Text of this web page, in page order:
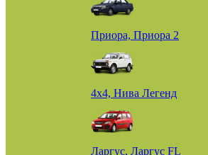
Приора, Приора 2
4х4, Нива Легенд
Ларгус, Ларгус FL